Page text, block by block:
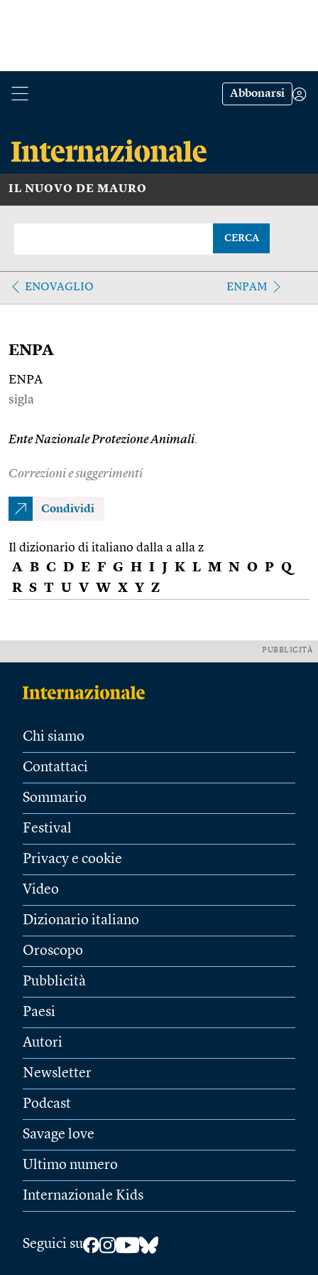
Abbonarsi
IL NUOVO DE MAURO
CERCA
ENOVAGLIO ENPAM
ENPA
ENPA
sigla
Ente Nazionale Protezione Animali
Correzioni e suggerimenti
Condividi
Il dizionario di italiano dalla a alla z
A B C D E F G H I J K L M N O P Q
R S T U V W X Y Z
PUBBLICITÀ
Chi siamo
Contattaci
Sommario
Festival
Privacy e cookie
Video
Dizionario italiano
Oroscopo
Pubblicità
Paesi
Autori
Newsletter
Podcast
Savage love
Ultimo numero
Internazionale Kids
Seguici su